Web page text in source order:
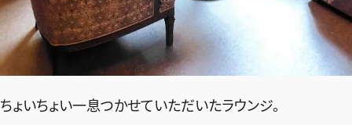
ちょいちょい一息つかせていただいたラウンジ。